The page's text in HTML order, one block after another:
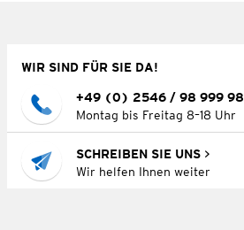
WIR SIND FÜR SIE DA!
+49 (0) 2546 / 98 999 98
Montag bis Freitag 8–18 Uhr
SCHREIBEN SIE UNS
Wir helfen Ihnen weiter